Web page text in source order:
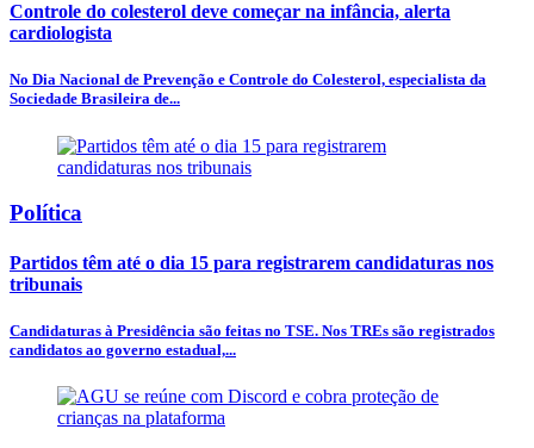
Controle do colesterol deve começar na infância, alerta
cardiologista
No Dia Nacional de Prevenção e Controle do Colesterol, especialista da
Sociedade Brasileira de...
Política
Partidos têm até o dia 15 para registrarem candidaturas nos
tribunais
Candidaturas à Presidência são feitas no TSE. Nos TREs são registrados
candidatos ao governo estadual,...